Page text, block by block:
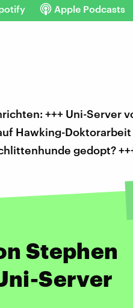
Apple Podcasts
+++ Uni-Server
Hawking-Doktorarbeit
gedopt?
Stephen
Server